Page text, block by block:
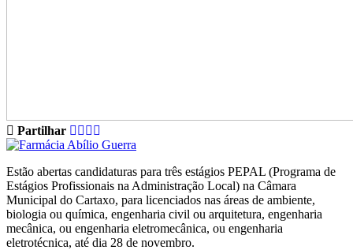
Partilhar
Estão abertas candidaturas para três estágios PEPAL (Programa de
Estágios Profissionais na Administração Local) na Câmara
Municipal do Cartaxo, para licenciados nas áreas de ambiente,
biologia ou química, engenharia civil ou arquitetura, engenharia
mecânica, ou engenharia eletromecânica, ou engenharia
eletrotécnica, até dia 28 de novembro.